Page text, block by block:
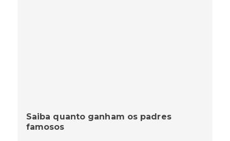
Saiba quanto ganham os padres
famosos